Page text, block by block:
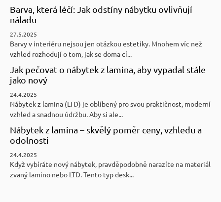
Barva, která léčí: Jak odstíny nábytku ovlivňují
náladu
27.5.2025
Barvy v interiéru nejsou jen otázkou estetiky. Mnohem víc než
vzhled rozhodují o tom, jak se doma cí...
Jak pečovat o nábytek z lamina, aby vypadal stále
jako nový
24.4.2025
Nábytek z lamina (LTD) je oblíbený pro svou praktičnost, moderní
vzhled a snadnou údržbu. Aby si ale...
Nábytek z lamina – skvělý poměr ceny, vzhledu a
odolnosti
24.4.2025
Když vybíráte nový nábytek, pravděpodobně narazíte na materiál
zvaný lamino nebo LTD. Tento typ desk...